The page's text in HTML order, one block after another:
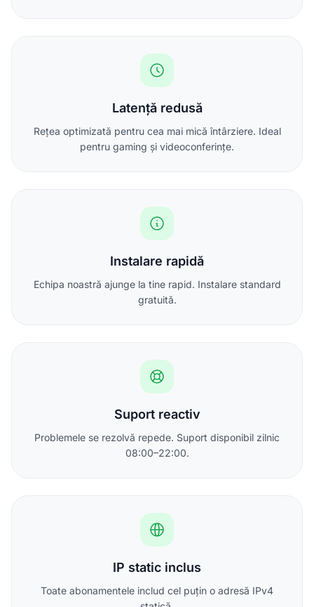
Latență redusă
Rețea optimizată pentru cea mai mică întârziere. Ideal
pentru gaming și videoconferințe.
Instalare rapidă
Echipa noastră ajunge la tine rapid. Instalare standard
gratuită.
Suport reactiv
Problemele se rezolvă repede. Suport disponibil zilnic
08:00–22:00.
IP static inclus
Toate abonamentele includ cel puțin o adresă IPv4